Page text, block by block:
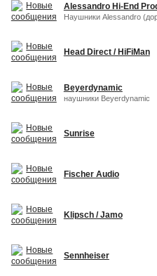
Alessandro Hi-End
Наушники Alessandro
Head Direct / HiFiMan
Beyerdynamic
наушники Beyerdynamic
Sunrise
Fischer Audio
Klipsch / Jamo
Sennheiser